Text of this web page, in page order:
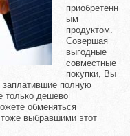
приобретенн
ым
продуктом.
Совершая
выгодные
совместные
покупки, Вы
заплатившие полную
только дешево
обменяться
выбравшими этот